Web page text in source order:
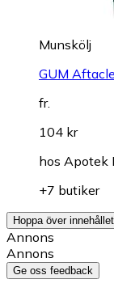
Munskölj
GUM
fr.
104 kr
hos Apotek
+7 butiker
Hoppa över innehållet
Annons
Annons
Ge oss feedback